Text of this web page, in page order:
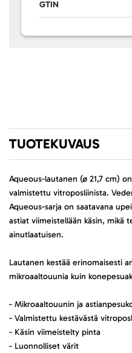
GTIN
TUOTEKUVAUS
Aqueous-lautanen (ø 21,7 cm)
valmistettu vitroposliinista.
Aqueous-sarja on saatavana
astiat viimeistellään käsin, mikä
ainutlaatuisen.
Lautanen kestää erinomaisesti
mikroaaltouunia kuin
- Mikroaaltouunin ja
- Valmistettu kestävästä
- Käsin viimeistelty pinta
- Luonnolliset värit